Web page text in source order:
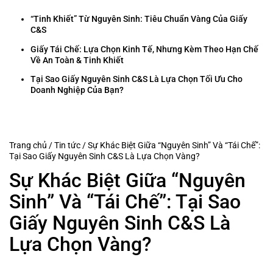
“Tinh Khiết” Từ Nguyên Sinh: Tiêu Chuẩn Vàng Của Giấy
C&S
Giấy Tái Chế: Lựa Chọn Kinh Tế, Nhưng Kèm Theo Hạn Chế
Về An Toàn & Tinh Khiết
Tại Sao Giấy Nguyên Sinh C&S Là Lựa Chọn Tối Ưu Cho
Doanh Nghiệp Của Bạn?
Trang chủ /Tin tức/Sự Khác Biệt Giữa “Nguyên Sinh” Và “Tái Chế”:
Tại Sao Giấy Nguyên Sinh C&S Là Lựa Chọn Vàng?
Sự Khác Biệt Giữa “Nguyên
Sinh” Và “Tái Chế”: Tại Sao
Giấy Nguyên Sinh C&S Là
Lựa Chọn Vàng?